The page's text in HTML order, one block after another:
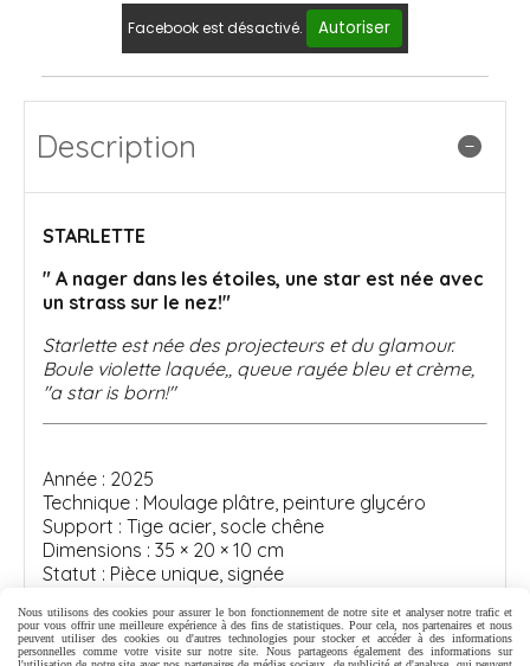
Facebook est désactivé. Autoriser
Description
STARLETTE
" A nager dans les étoiles, une star est née avec
un strass sur le nez!"
Starlette est née des projecteurs et du glamour.
Boule violette laquée,, queue rayée bleu et crème,
"a star is born!"
Année : 2025
Technique : Moulage plâtre, peinture glycéro
Support : Tige acier, socle chêne
Dimensions : 35 × 20 × 10 cm
Statut : Pièce unique, signée
Livraison soignée — Tous droits réservés – 2025 –
Nous utilisons des cookies pour assurer le bon fonctionnement de notre site et analyser notre trafic et
pour vous offrir une meilleure expérience à des fins de statistiques. Pour cela, nos partenaires et nous
peuvent utiliser des cookies ou d'autres technologies pour stocker et accéder à des informations
personnelles comme votre visite sur notre site. Nous partageons également des informations sur